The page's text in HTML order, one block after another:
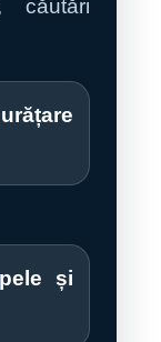
căutări
și